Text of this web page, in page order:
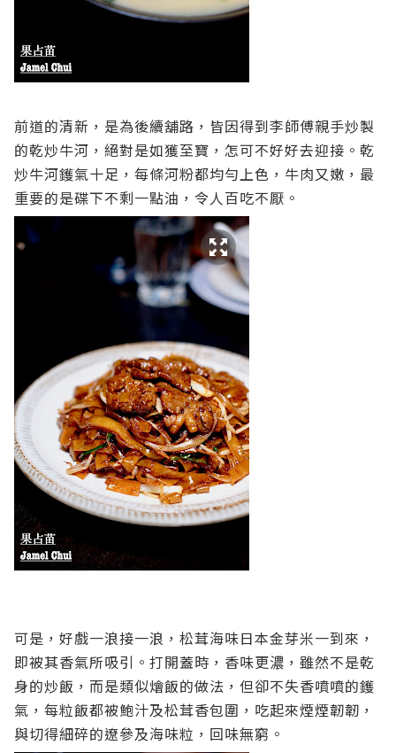
前道的清新，是為後續舖路，皆因得到李師傅親手炒製
的乾炒牛河，絕對是如獲至寶，怎可不好好去迎接。乾
炒牛河鑊氣十足，每條河粉都均勻上色，牛肉又嫩，最
重要的是碟下不剩一點油，令人百吃不厭。
可是，好戲一浪接一浪，松茸海味日本金芽米一到來，
即被其香氣所吸引。打開蓋時，香味更濃，雖然不是乾
身的炒飯，而是類似燴飯的做法，但卻不失香噴噴的鑊
氣，每粒飯都被鮑汁及松茸香包圍，吃起來煙煙韌韌，
與切得細碎的遼參及海味粒，回味無窮。